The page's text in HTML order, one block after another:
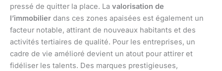
pressé de quitter la place. La valorisation de
l’immobilier dans ces zones apaisées est également un
facteur notable, attirant de nouveaux habitants et des
activités tertiaires de qualité. Pour les entreprises, un
cadre de vie amélioré devient un atout pour attirer et
fidéliser les talents. Des marques prestigieuses,